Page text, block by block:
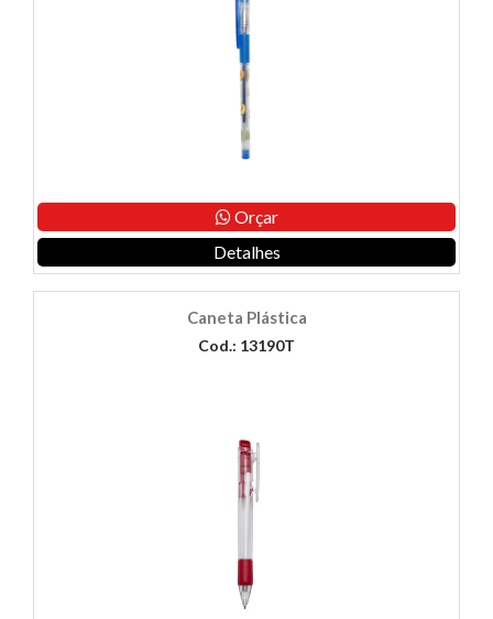
Orçar
Detalhes
Caneta Plástica
Cod.: 13190T